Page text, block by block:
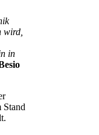
wird,
in
Stand